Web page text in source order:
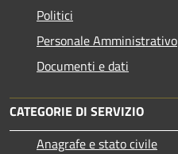
Politici
Personale Amministrativo
Documenti e dati
CATEGORIE DI SERVIZIO
Anagrafe e stato civile